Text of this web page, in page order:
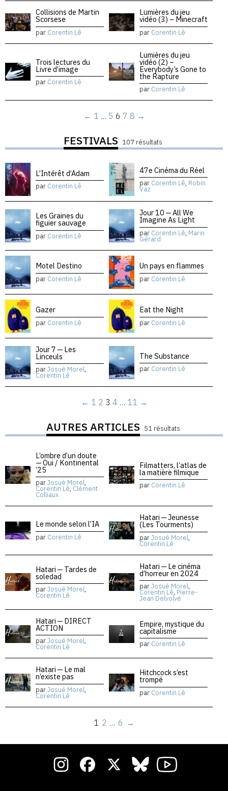
Collisions de Martin
Scorsese
par Corentin Lê
Lumières du jeu
vidéo (3) – Minecraft
par Corentin Lê
Trois lectures du
Livre d’image
par Corentin Lê
Lumières du jeu
vidéo (2) –
Everybody’s Gone to
the Rapture
par Corentin Lê
← 1 … 5 6 7 8 →
FESTIVALS 107 résultats
L’Intérêt d’Adam
par Corentin Lê
47e Cinéma du Réel
par Corentin Lê, Robin
Vaz
Les Graines du
figuier sauvage
par Corentin Lê
Jour 10 — All We
Imagine As Light
par Corentin Lê, Marin
Gérard
Motel Destino
par Corentin Lê
Un pays en flammes
par Corentin Lê
Gazer
par Corentin Lê
Eat the Night
par Corentin Lê
Jour 7 — Les
Linceuls
parJosué Morel,
Corentin Lê
The Substance
par Corentin Lê
← 1 2 3 4 … 11 →
AUTRES ARTICLES 51 résultats
L’ombre d’un doute
— Oui / Kontinental
’25
parJosué Morel,
Corentin Lê, Clément
Colliaux
Filmatters, l’atlas de
la matière filmique
par Corentin Lê
Le monde selon l’IA
par Corentin Lê
Hatari — Jeunesse
(Les Tourments)
parJosué Morel,
Corentin Lê
Hatari — Tardes de
soledad
parJosué Morel,
Corentin Lê
Hatari — Le cinéma
d’horreur en 2024
parJosué Morel,
Corentin Lê, Pierre-
Jean Delvolvé
Hatari — DIRECT
ACTION
parJosué Morel,
Corentin Lê
Empire, mystique du
capitalisme
par Corentin Lê
Hatari — Le mal
n’existe pas
parJosué Morel,
Corentin Lê
Hitchcock s’est
trompé
par Corentin Lê
1 2 … 6 →